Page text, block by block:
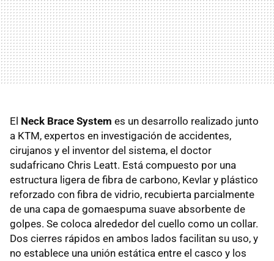
El Neck Brace System es un desarrollo realizado junto
a KTM, expertos en investigación de accidentes,
cirujanos y el inventor del sistema, el doctor
sudafricano Chris Leatt. Está compuesto por una
estructura ligera de fibra de carbono, Kevlar y plástico
reforzado con fibra de vidrio, recubierta parcialmente
de una capa de gomaespuma suave absorbente de
golpes. Se coloca alrededor del cuello como un collar.
Dos cierres rápidos en ambos lados facilitan su uso, y
no establece una unión estática entre el casco y los